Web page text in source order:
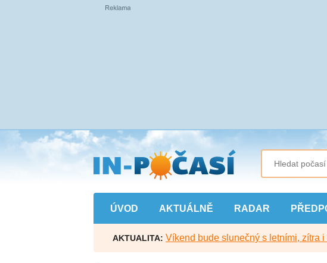
Přejít
na
hlavní
obsah
ÚVOD AKTUÁLNĚ RADAR
AKTUALITA: Víkend bude slunečný s letními, zítra